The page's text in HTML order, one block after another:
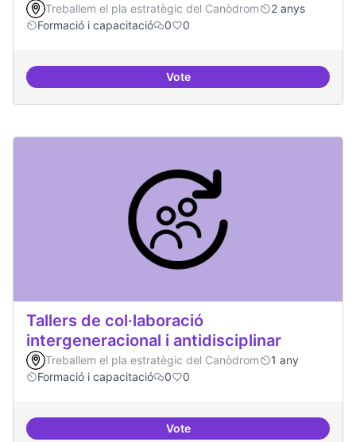
Treballem el pla estratègic del Canòdrom
2 anys
Formació i capacitació
0 0
VoteTècniques de seguretat digital
Tallers de col·laboració
intergeneracional i antidisciplinar
Treballem el pla estratègic del Canòdrom
1 any
Formació i capacitació
0 0
VoteTallers de col·laboració